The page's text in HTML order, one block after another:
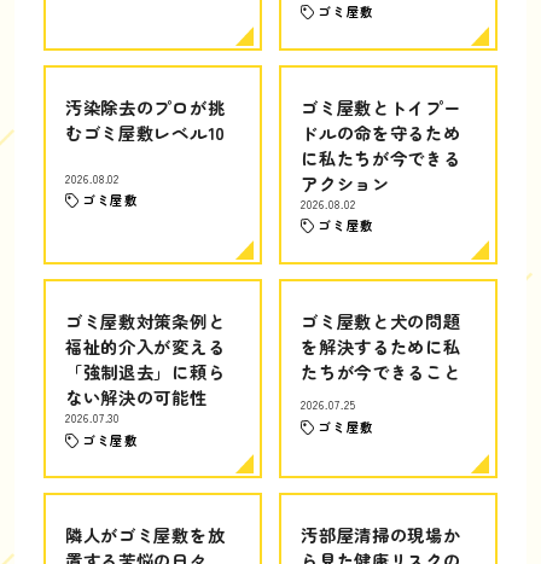
ゴミ屋敷
汚染除去のプロが挑
むゴミ屋敷レベル10
2026.08.02
ゴミ屋敷
ゴミ屋敷とトイプー
ドルの命を守るため
に私たちが今できる
アクション
2026.08.02
ゴミ屋敷
ゴミ屋敷対策条例と
福祉的介入が変える
「強制退去」に頼ら
ない解決の可能性
2026.07.30
ゴミ屋敷
ゴミ屋敷と犬の問題
を解決するために私
たちが今できること
2026.07.25
ゴミ屋敷
隣人がゴミ屋敷を放
汚部屋清掃の現場か